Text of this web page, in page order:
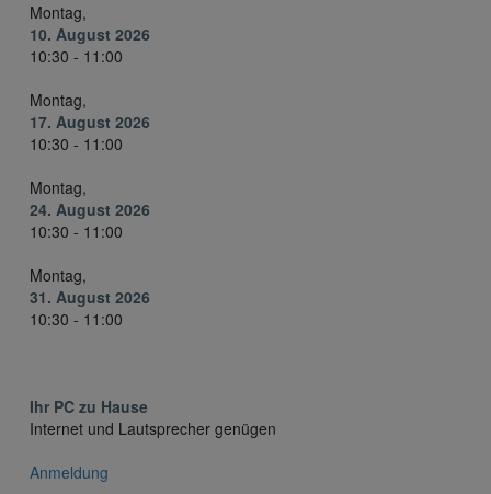
Montag,
10. August 2026
10:30 - 11:00
Montag,
17. August 2026
10:30 - 11:00
Montag,
24. August 2026
10:30 - 11:00
Montag,
31. August 2026
10:30 - 11:00
Ihr PC zu Hause
Internet und Lautsprecher genügen
Anmeldung